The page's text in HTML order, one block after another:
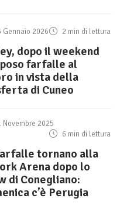
Gennaio 2026 2 min di lettura
dopo il weekend
farfalle al
in vista della
di Cuneo
Novembre 2025
6 min di lettura
tornano alla
Arena dopo lo
di Conegliano:
c’è Perugia